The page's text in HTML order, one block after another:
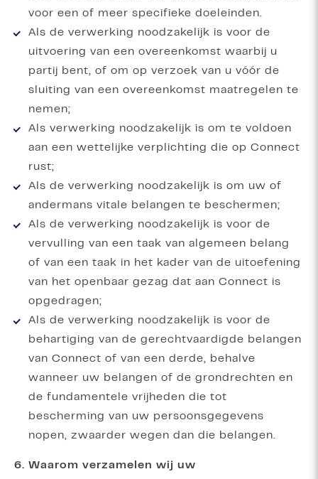
voor een of meer specifieke doeleinden.
Als de verwerking noodzakelijk is voor de
uitvoering van een overeenkomst waarbij u
partij bent, of om op verzoek van u vóór de
sluiting van een overeenkomst maatregelen te
nemen;
Als verwerking noodzakelijk is om te voldoen
aan een wettelijke verplichting die op Connect
rust;
Als de verwerking noodzakelijk is om uw of
andermans vitale belangen te beschermen;
Als de verwerking noodzakelijk is voor de
vervulling van een taak van algemeen belang
of van een taak in het kader van de uitoefening
van het openbaar gezag dat aan Connect is
opgedragen;
Als de verwerking noodzakelijk is voor de
behartiging van de gerechtvaardigde belangen
van Connect of van een derde, behalve
wanneer uw belangen of de grondrechten en
de fundamentele vrijheden die tot
bescherming van uw persoonsgegevens
nopen, zwaarder wegen dan die belangen.
6. Waarom verzamelen wij uw